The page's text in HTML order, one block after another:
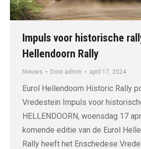
Impuls voor historische
Hellendoorn Rally
Nieuws Door admin april 17, 2024
Eurol Hellendoorn Historic Rally
Vredestein Impuls voor
HELLENDOORN, woensdag 17
komende editie van de Eurol
Rally heeft het Enschedese